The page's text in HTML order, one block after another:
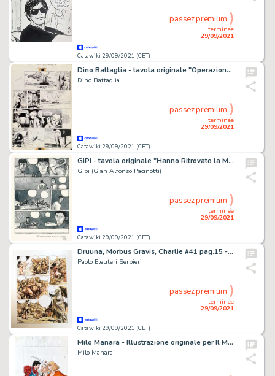
Catawiki 29/09/2021 (CET)
terminée
29/09/2021
passez premium
Dino Battaglia - tavola originale "Operazione KNS" - Page volante - (1961)
Dino Battaglia
Catawiki 29/09/2021 (CET)
terminée
29/09/2021
passez premium
GiPi - tavola originale "Hanno Ritrovato la Macchina" - Page volante - Exemplaire unique - (2006)
Gipi (Gian Alfonso Pacinotti)
Catawiki 29/09/2021 (CET)
terminée
29/09/2021
passez premium
Druuna, Morbus Gravis, Charlie #41 pag.15 - Paolo Eleuteri Serpieri: Druuna, Morbus Gravis, Charlie #41 - Prima apparizione di Druuna - Acquerel - Page volante - Exemplaire unique - (1986)
Paolo Eleuteri Serpieri
Catawiki 29/09/2021 (CET)
terminée
29/09/2021
passez premium
Milo Manara - Illustrazione originale per Il Montatore
Milo Manara